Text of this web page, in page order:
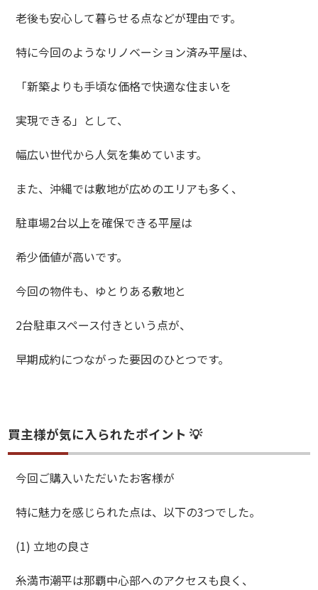
老後も安心して暮らせる点などが理由です。
特に今回のようなリノベーション済み平屋は、
「新築よりも手頃な価格で快適な住まいを
実現できる」として、
幅広い世代から人気を集めています。
また、沖縄では敷地が広めのエリアも多く、
駐車場2台以上を確保できる平屋は
希少価値が高いです。
今回の物件も、ゆとりある敷地と
2台駐車スペース付きという点が、
早期成約につながった要因のひとつです。
買主様が気に入られたポイント 💡
今回ご購入いただいたお客様が
特に魅力を感じられた点は、以下の3つでした。
(1) 立地の良さ
糸満市潮平は那覇中心部へのアクセスも良く、